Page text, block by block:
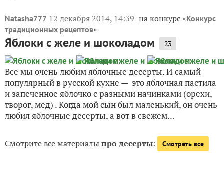
Natasha777 12 декабря 2014, 14:39 на конкурс «Конкурс
традиционных рецептов»
Яблоки с желе и шоколадом 23
Все мы очень любим яблочные десерты. И самый
популярный в русской кухне — это яблочная пастила
и запеченное яблочко с разными начинками (орехи,
творог, мед) . Когда мой сын был маленький, он очень
любил яблочные десерты, а вот в свежем...
Смотрите все материалыпро десерты: Смотреть все